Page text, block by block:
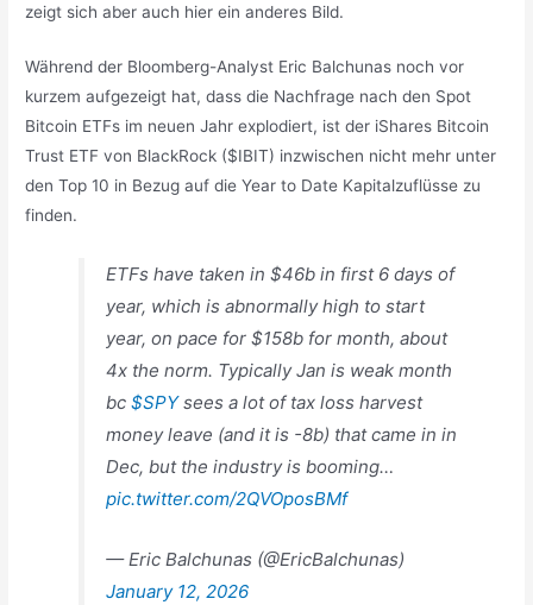
zeigt sich aber auch hier ein anderes Bild.
Während der Bloomberg-Analyst Eric Balchunas noch vor
kurzem aufgezeigt hat, dass die Nachfrage nach den Spot
Bitcoin ETFs im neuen Jahr explodiert, ist der iShares Bitcoin
Trust ETF von BlackRock ($IBIT) inzwischen nicht mehr unter
den Top 10 in Bezug auf die Year to Date Kapitalzuflüsse zu
finden.
ETFs have taken in $46b in first 6 days of
year, which is abnormally high to start
year, on pace for $158b for month, about
4x the norm. Typically Jan is weak month
bc$SPYsees a lot of tax loss harvest
money leave (and it is -8b) that came in in
Dec, but the industry is booming…
pic.twitter.com/2QVOposBMf
— Eric Balchunas (@EricBalchunas)
January 12, 2026